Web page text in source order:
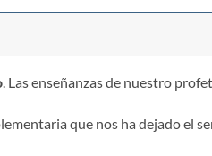
. Las enseñanzas de nuestro
que nos ha dejado el